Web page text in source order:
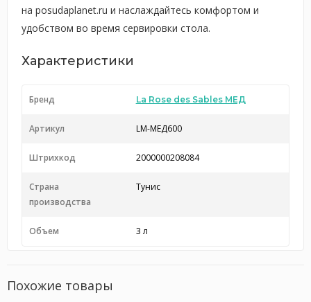
на posudaplanet.ru и наслаждайтесь комфортом и
удобством во время сервировки стола.
Характеристики
Бренд La Rose des Sables МЕД
Артикул LM-МЕД600
Штрихкод 2000000208084
Страна
производства
Тунис
Объем 3 л
Похожие товары